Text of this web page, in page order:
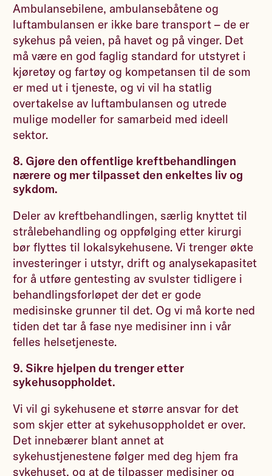
Ambulansebilene, ambulansebåtene og
luftambulansen er ikke bare transport – de er
sykehus på veien, på havet og på vinger. Det
må være en god faglig standard for utstyret i
kjøretøy og fartøy og kompetansen til de som
er med ut i tjeneste, og vi vil ha statlig
overtakelse av luftambulansen og utrede
mulige modeller for samarbeid med ideell
sektor.
8. Gjøre den offentlige kreftbehandlingen
nærere og mer tilpasset den enkeltes liv og
sykdom.
Deler av kreftbehandlingen, særlig knyttet til
strålebehandling og oppfølging etter kirurgi
bør flyttes til lokalsykehusene. Vi trenger økte
investeringer i utstyr, drift og analysekapasitet
for å utføre gentesting av svulster tidligere i
behandlingsforløpet der det er gode
medisinske grunner til det. Og vi må korte ned
tiden det tar å fase nye medisiner inn i vår
felles helsetjeneste.
9. Sikre hjelpen du trenger etter
sykehusoppholdet.
Vi vil gi sykehusene et større ansvar for det
som skjer etter at sykehusoppholdet er over.
Det innebærer blant annet at
sykehustjenestene følger med deg hjem fra
sykehuset, og at de tilpasser medisiner og